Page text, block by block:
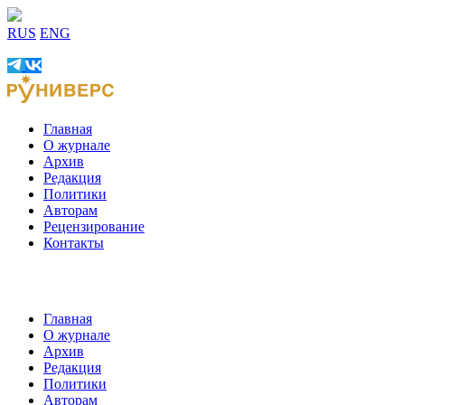
RUS ENG
Главная
О журнале
Архив
Редакция
Политики
Авторам
Рецензирование
Контакты
Главная
О журнале
Архив
Редакция
Политики
Авторам